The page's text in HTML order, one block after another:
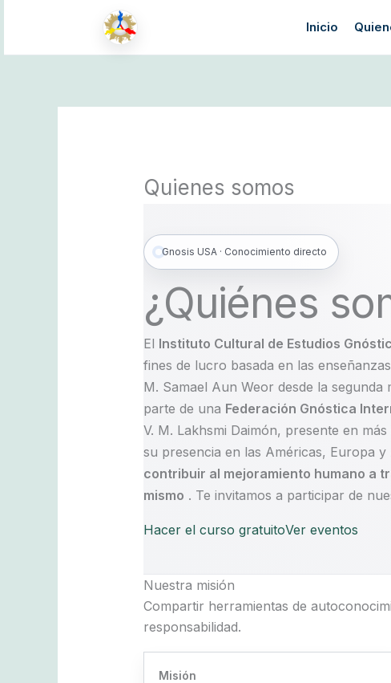
content
Inicio
Quienes somos
Gnosis USA · Conocimiento directo
¿Quiénes
El Instituto Cultural de Estudios
fines de lucro basada en las
M. Samael Aun Weor desde la segunda
parte de una Federación Gnóstica
V. M. Lakhsmi Daimón, presente en
su presencia en las Américas, Europa
contribuir al mejoramiento humano a
mismo . Te invitamos a participar de
Hacer el curso gratuitoVer eventos
Nuestra misión
Compartir herramientas de
responsabilidad.
Misión